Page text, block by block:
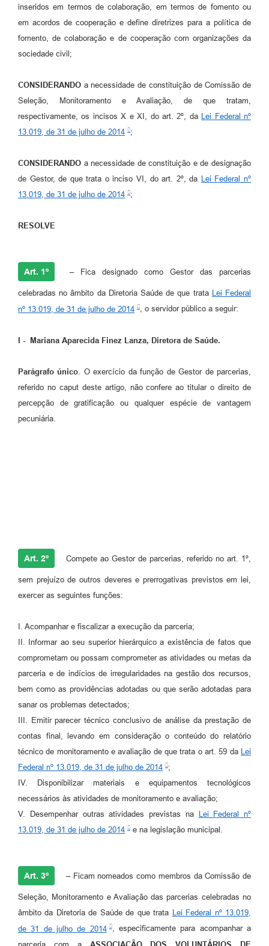
inseridos em termos de colaboração, em termos de fomento ou
em acordos de cooperação e define diretrizes para a política de
fomento, de colaboração e de cooperação com organizações da
sociedade civil;
CONSIDERANDO a necessidade de constituição de Comissão de
Seleção, Monitoramento e Avaliação, de que tratam,
respectivamente, os incisos X e XI, do art. 2º, da Lei Federal nº
13.019, de 31 de julho de 2014
;
CONSIDERANDO a necessidade de constituição e de designação
de Gestor, de que trata o inciso VI, do art. 2º, da
Lei Federal nº
13.019, de 31 de julho de 2014
;
RESOLVE
Art. 1º – Fica designado como Gestor das parcerias
celebradas no âmbito da Diretoria Saúde de que trata Lei Federal
nº 13.019, de 31 de julho de 2014
, o servidor público a seguir:
I - Mariana Aparecida Finez Lanza, Diretora de Saúde.
Parágrafo único . O exercício da função de Gestor de parcerias,
referido no caput deste artigo, não confere ao titular o direito de
percepção de gratificação ou qualquer espécie de vantagem
pecuniária.
Art. 2º Compete ao Gestor de parcerias, referido no art. 1º,
sem prejuízo de outros deveres e prerrogativas previstos em lei,
exercer as seguintes funções:
I. Acompanhar e fiscalizar a execução da parceria;
II. Informar ao seu superior hierárquico a existência de fatos que
comprometam ou possam comprometer as atividades ou metas da
parceria e de indícios de irregularidades na gestão dos recursos,
bem como as providências adotadas ou que serão adotadas para
sanar os problemas detectados;
III. Emitir parecer técnico conclusivo de análise da prestação de
contas final, levando em consideração o conteúdo do relatório
técnico de monitoramento e avaliação de que trata o art. 59 da Lei
Federal nº 13.019, de 31 de julho de 2014
;
IV. Disponibilizar materiais e equipamentos tecnológicos
necessários às atividades de monitoramento e avaliação;
V. Desempenhar outras atividades previstas na
Lei Federal nº
13.019, de 31 de julho de 2014
e na legislação municipal.
Art. 3º – Ficam nomeados como membros da Comissão de
Seleção, Monitoramento e Avaliação das parcerias celebradas no
âmbito da Diretoria de Saúde de que trata Lei Federal nº 13.019,
de 31 de julho de 2014 , especificamente para acompanhar a